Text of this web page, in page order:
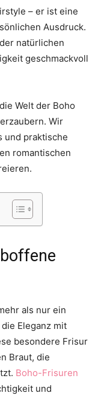
– er ist eine
Ausdruck.
natürlichen
geschmackvoll
Welt der Boho
Wir
und praktische
romantischen
als nur ein
Eleganz mit
besondere Frisur
Braut, die
Boho-Frisuren
und